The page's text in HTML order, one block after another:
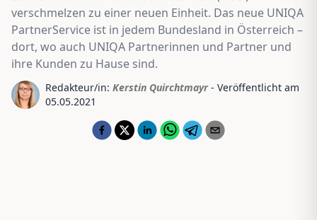
verschmelzen zu einer neuen Einheit. Das neue UNIQA
PartnerService ist in jedem Bundesland in Österreich –
dort, wo auch UNIQA Partnerinnen und Partner und
ihre Kunden zu Hause sind.
Redakteur/in: Kerstin Quirchtmayr - Veröffentlicht am
05.05.2021